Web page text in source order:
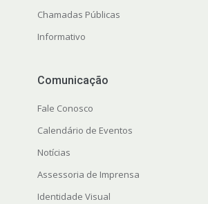
Chamadas Públicas
Informativo
Comunicação
Fale Conosco
Calendário de Eventos
Notícias
Assessoria de Imprensa
Identidade Visual